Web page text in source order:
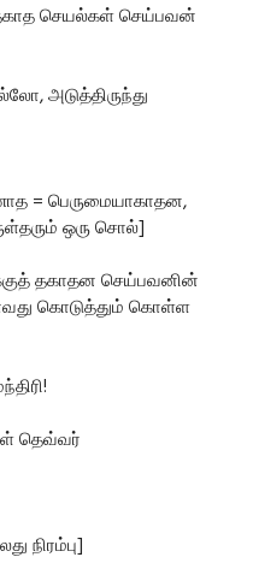
செயல்கள் செய்பவன்
அடுத்திருந்து
= பெருமையாகாதன,
ஒரு சொல்]
தகாதன செய்பவனின்
கொடுத்தும் கொள்ள
தெவ்வர்
நிரம்பு]